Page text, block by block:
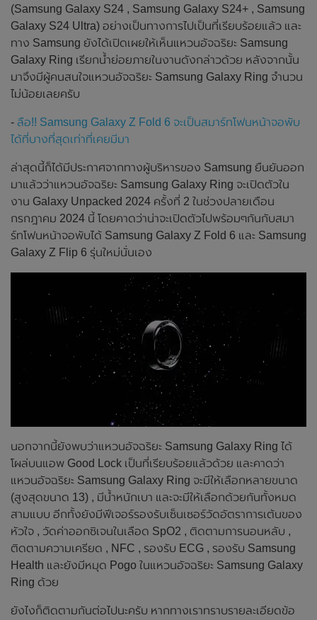
(Samsung Galaxy S24 , Samsung Galaxy S24+ , Samsung
Galaxy S24 Ultra) อย่างเป็นทางการไปเป็นที่เรียบร้อยแล้ว และ
ทาง Samsung ยังได้เปิดเผยให้เห็นแหวนอัจฉริยะ Samsung
Galaxy Ring เรียกน้ำย่อยภายในงานดังกล่าวด้วย หลังจากนั้น
มาจึงมีผู้คนสนใจแหวนอัจฉริยะ Samsung Galaxy Ring จำนวน
ไม่น้อยเลยครับ
- ลือ!! Samsung Galaxy Z Fold 6 จะเป็นสมาร์ทโฟนหน้าจอพับ
ได้ที่บางที่สุดเท่าที่เคยมีมา
ล่าสุดนี้ก็ได้มีประกาศจากทางผู้บริหารของ Samsung ยืนยันออก
มาแล้วว่าแหวนอัจฉริยะ Samsung Galaxy Ring จะเปิดตัวใน
งาน Galaxy Unpacked 2024 ครั้งที่ 2 ในช่วงปลายเดือน
กรกฎาคม 2024 นี้ โดยคาดว่าน่าจะเปิดตัวไปพร้อมๆกันกับสมา
ร์ทโฟนหน้าจอพับได้ Samsung Galaxy Z Fold 6 และ Samsung
Galaxy Z Flip 6 รุ่นใหม่นั่นเอง
นอกจากนี้ยังพบว่าแหวนอัจฉริยะ Samsung Galaxy Ring ได้
โผล่บนแอพ Good Lock เป็นที่เรียบร้อยแล้วด้วย และคาดว่า
แหวนอัจฉริยะ Samsung Galaxy Ring จะมีให้เลือกหลายขนาด
(สูงสุดขนาด 13) , มีน้ำหนักเบา และจะมีให้เลือกด้วยกันทั้งหมด
สามแบบ อีกทั้งยังมีฟีเจอร์รองรับเซ็นเซอร์วัดอัตราการเต้นของ
หัวใจ , วัดค่าออกซิเจนในเลือด SpO2 , ติดตามการนอนหลับ ,
ติดตามความเครียด , NFC , รองรับ ECG , รองรับ Samsung
Health และยังมีหมุด Pogo ในแหวนอัจฉริยะ Samsung Galaxy
Ring ด้วย
ยังไงก็ติดตามกันต่อไปนะครับ หากทางเราทราบรายละเอียดข้อ